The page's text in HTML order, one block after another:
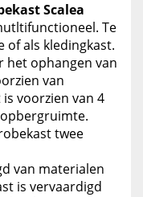
Scalea
Te
of als kledingkast.
het ophangen van
van
voorzien van 4
twee
van materialen
is vervaardigd